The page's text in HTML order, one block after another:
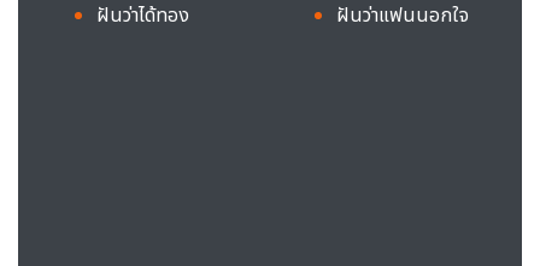
ฝันว่าได้ทอง
ฝันว่าแฟนนอกใจ